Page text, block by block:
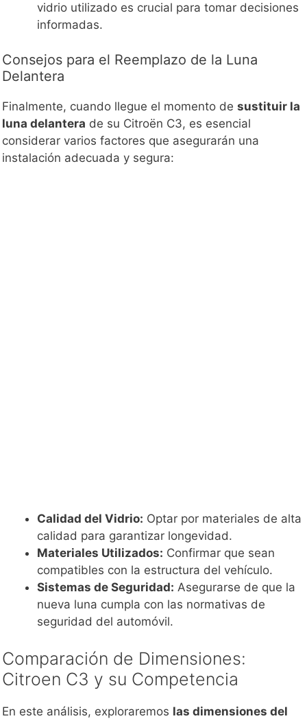
vidrio utilizado es crucial para tomar decisiones
informadas.
Consejos para el Reemplazo de la Luna
Delantera
Finalmente, cuando llegue el momento de sustituir la
luna delantera de su Citroën C3, es esencial
considerar varios factores que asegurarán una
instalación adecuada y segura:
Calidad del Vidrio: Optar por materiales de alta
calidad para garantizar longevidad.
Materiales Utilizados: Confirmar que sean
compatibles con la estructura del vehículo.
Sistemas de Seguridad: Asegurarse de que la
nueva luna cumpla con las normativas de
seguridad del automóvil.
Comparación de Dimensiones:
Citroen C3 y su Competencia
En este análisis, exploraremos las dimensiones del